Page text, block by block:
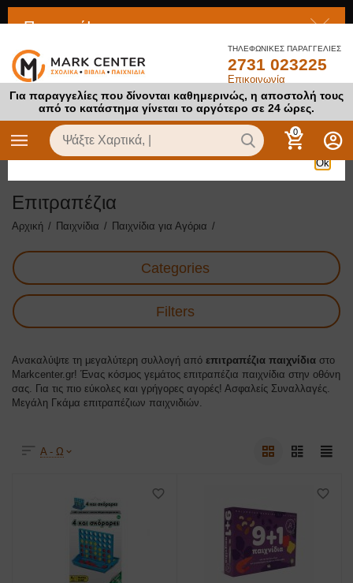
ΤΗΛΕΦΩΝΙΚΕΣ ΠΑΡΑΓΓΕΛΙΕΣ
2731 023225
Επικοινωνία
Για παραγγελίες που δίνονται καθημερινώς, η αποστολή τους
από το κατάστημα γίνεται το αργότερο σε 24 ώρες.
0
Επιτραπέζια
Αρχική / Παιχνίδια / Παιχνίδια για Αγόρια /
Categories
Filters
Ανακαλύψτε τη μεγαλύτερη συλλογή απόεπιτραπέζια παιχνίδια στο
Markcenter.gr! Ένας κόσμος γεμάτος επιτραπέζια παιχνίδια στην οθόνη
σας. Για τις πιο εύκολες και γρήγορες αγορές! Ασφαλείς Συναλλαγές.
Μεγάλη Γκάμα επιτραπέζιων παιχνιδιών.
Α - Ω
Προσοχή!
Το προϊόν στο οποίο προσπαθείτε να αποκτήσετε πρόσβαση
είναι απενεργοποιημένο
Ok